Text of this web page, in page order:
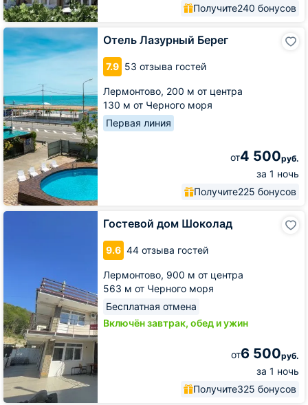
Получите240 бонусов
Отель Лазурный Берег
7.9 53 отзыва гостей
Лермонтово, 200 м от центра
130 м от Черного моря
Первая линия
от4 500руб.
за 1 ночь
Получите225 бонусов
Отель
Лазурный
Берег
Гостевой дом Шоколад
9.6 44 отзыва гостей
Лермонтово, 900 м от центра
563 м от Черного моря
Бесплатная отмена
Включён завтрак, обед и ужин
от6 500руб.
за 1 ночь
Получите325 бонусов
Гостевой